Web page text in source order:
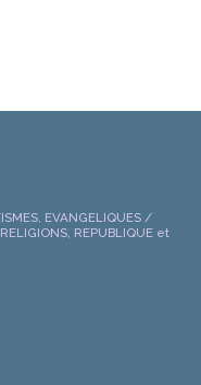
EVANGELIQUES /
REPUBLIQUE et